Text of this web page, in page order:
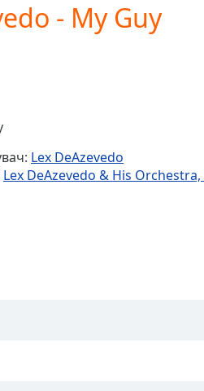
- My Guy
Lex DeAzevedo
Lex DeAzevedo & His Orchestra,